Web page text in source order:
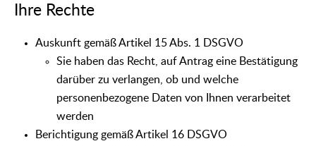
Ihre Rechte
Auskunft gemäß Artikel 15 Abs. 1 DSGVO
Sie haben das Recht, auf Antrag eine Bestätigung
darüber zu verlangen, ob und welche
personenbezogene Daten von Ihnen verarbeitet
werden
Berichtigung gemäß Artikel 16 DSGVO